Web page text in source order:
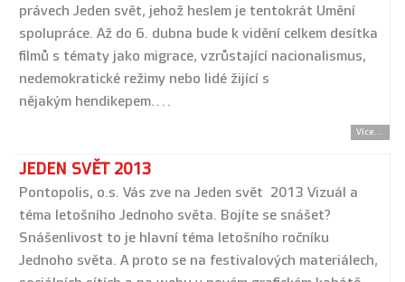
právech Jeden svět, jehož heslem je tentokrát Umění
spolupráce. Až do 6. dubna bude k vidění celkem desítka
filmů s tématy jako migrace, vzrůstající nacionalismus,
nedemokratické režimy nebo lidé žijící s
nějakým hendikepem.…
Více...
JEDEN SVĚT 2013
Pontopolis, o.s. Vás zve na Jeden svět 2013 Vizuál a
téma letošního Jednoho světa. Bojíte se snášet?
Snášenlivost to je hlavní téma letošního ročníku
Jednoho světa. A proto se na festivalových materiálech,